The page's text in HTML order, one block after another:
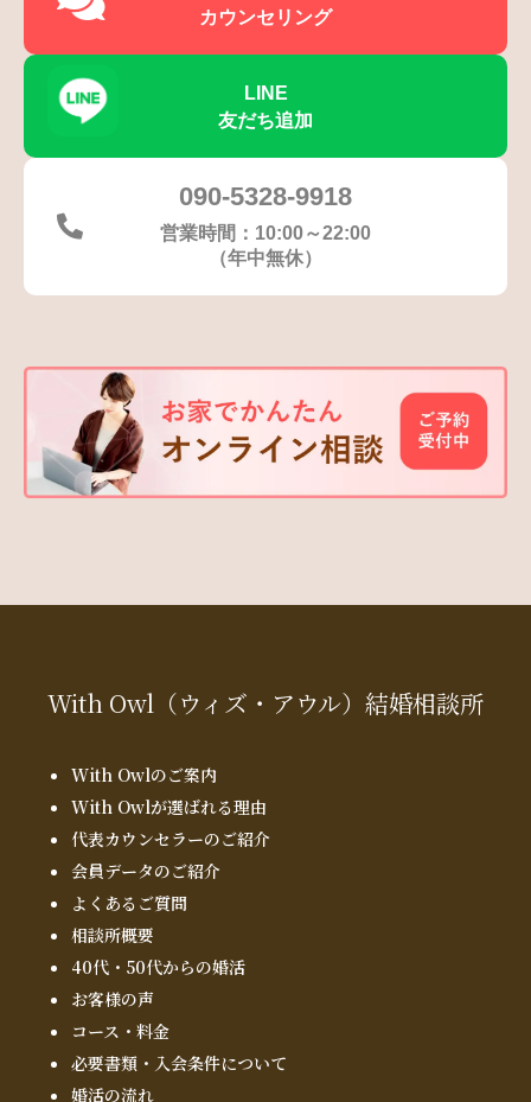
カウンセリング
LINE
友だち追加
090-5328-9918
営業時間：10:00～22:00
（年中無休）
With Owl （ウィズ・アウル） 結婚相談所
With Owlのご案内
With Owlが選ばれる理由
代表カウンセラーのご紹介
会員データのご紹介
よくあるご質問
相談所概要
40代・50代からの婚活
お客様の声
コース・料金
必要書類・入会条件について
婚活の流れ